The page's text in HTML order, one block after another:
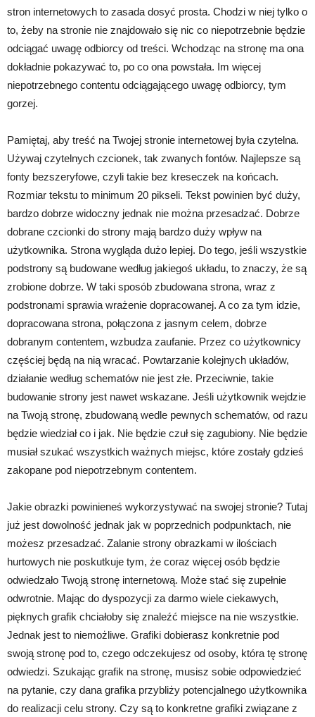
stron internetowych to zasada dosyć prosta. Chodzi w niej tylko o
to, żeby na stronie nie znajdowało się nic co niepotrzebnie będzie
odciągać uwagę odbiorcy od treści. Wchodząc na stronę ma ona
dokładnie pokazywać to, po co ona powstała. Im więcej
niepotrzebnego contentu odciągającego uwagę odbiorcy, tym
gorzej.
Pamiętaj, aby treść na Twojej stronie internetowej była czytelna.
Używaj czytelnych czcionek, tak zwanych fontów. Najlepsze są
fonty bezszeryfowe, czyli takie bez kreseczek na końcach.
Rozmiar tekstu to minimum 20 pikseli. Tekst powinien być duży,
bardzo dobrze widoczny jednak nie można przesadzać. Dobrze
dobrane czcionki do strony mają bardzo duży wpływ na
użytkownika. Strona wygląda dużo lepiej. Do tego, jeśli wszystkie
podstrony są budowane według jakiegoś układu, to znaczy, że są
zrobione dobrze. W taki sposób zbudowana strona, wraz z
podstronami sprawia wrażenie dopracowanej. A co za tym idzie,
dopracowana strona, połączona z jasnym celem, dobrze
dobranym contentem, wzbudza zaufanie. Przez co użytkownicy
częściej będą na nią wracać. Powtarzanie kolejnych układów,
działanie według schematów nie jest złe. Przeciwnie, takie
budowanie strony jest nawet wskazane. Jeśli użytkownik wejdzie
na Twoją stronę, zbudowaną wedle pewnych schematów, od razu
będzie wiedział co i jak. Nie będzie czuł się zagubiony. Nie będzie
musiał szukać wszystkich ważnych miejsc, które zostały gdzieś
zakopane pod niepotrzebnym contentem.
Jakie obrazki powinieneś wykorzystywać na swojej stronie? Tutaj
już jest dowolność jednak jak w poprzednich podpunktach, nie
możesz przesadzać. Zalanie strony obrazkami w ilościach
hurtowych nie poskutkuje tym, że coraz więcej osób będzie
odwiedzało Twoją stronę internetową. Może stać się zupełnie
odwrotnie. Mając do dyspozycji za darmo wiele ciekawych,
pięknych grafik chciałoby się znaleźć miejsce na nie wszystkie.
Jednak jest to niemożliwe. Grafiki dobierasz konkretnie pod
swoją stronę pod to, czego odczekujesz od osoby, która tę stronę
odwiedzi. Szukając grafik na stronę, musisz sobie odpowiedzieć
na pytanie, czy dana grafika przybliży potencjalnego użytkownika
do realizacji celu strony. Czy są to konkretne grafiki związane z